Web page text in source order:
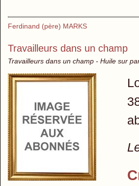
Ferdinand (père) MARKS
Travailleurs dans un champ
Travailleurs dans un champ - Huile sur